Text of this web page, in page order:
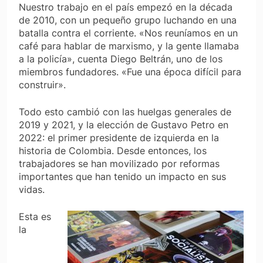
Nuestro trabajo en el país empezó en la década
de 2010, con un pequeño grupo luchando en una
batalla contra el corriente. «Nos reuníamos en un
café para hablar de marxismo, y la gente llamaba
a la policía», cuenta Diego Beltrán, uno de los
miembros fundadores. «Fue una época difícil para
construir».
Todo esto cambió con las huelgas generales de
2019 y 2021, y la elección de Gustavo Petro en
2022: el primer presidente de izquierda en la
historia de Colombia. Desde entonces, los
trabajadores se han movilizado por reformas
importantes que han tenido un impacto en sus
vidas.
Esta es
la